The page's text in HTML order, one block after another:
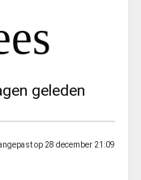
geleden
op 28 december 21:09